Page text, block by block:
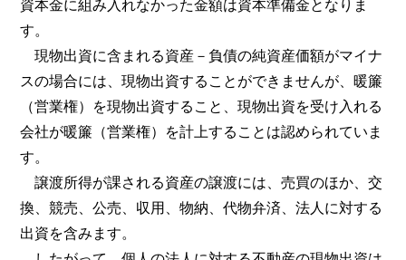
資本金に組み入れなかった金額は資本準備金となりま
す。
現物出資に含まれる資産－負債の純資産価額がマイナ
スの場合には、現物出資することができませんが、暖簾
（営業権）を現物出資すること、現物出資を受け入れる
会社が暖簾（営業権）を計上することは認められていま
す。
譲渡所得が課される資産の譲渡には、売買のほか、交
換、競売、公売、収用、物納、代物弁済、法人に対する
出資を含みます。